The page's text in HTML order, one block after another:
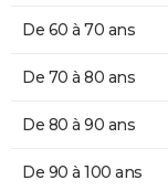
De 60 à 70 ans
De 70 à 80 ans
De 80 à 90 ans
De 90 à 100 ans